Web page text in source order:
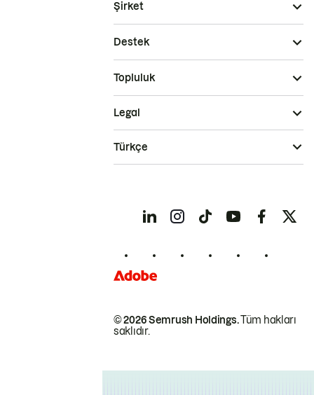
Şirket
Destek
Topluluk
© 2026 Semrush Holdings.Tüm hakları
saklıdır.
Legal
Türkçe